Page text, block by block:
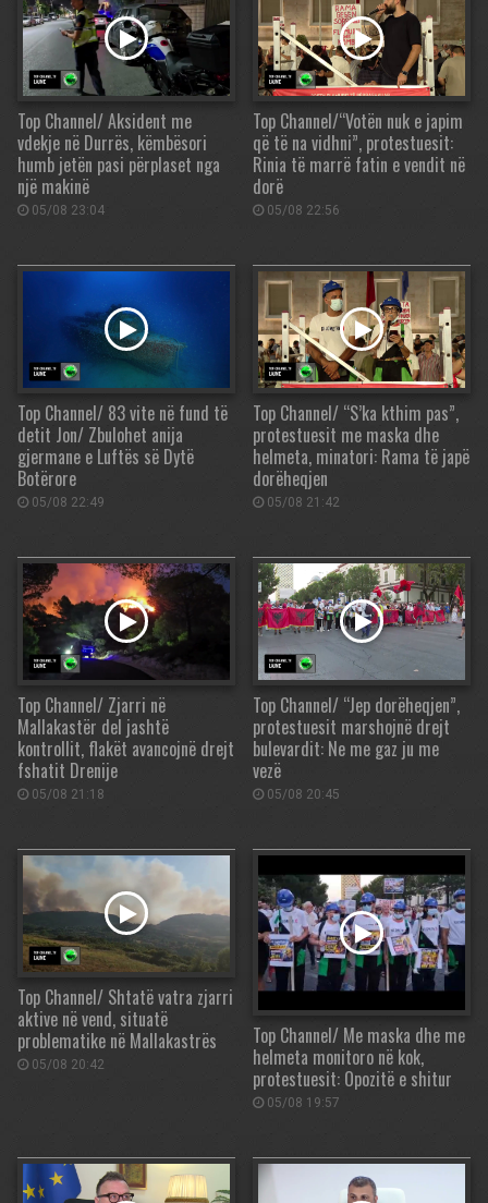
Top Channel/ Aksident me
vdekje në Durrës, këmbësori
humb jetën pasi përplaset nga
një makinë
05/08 23:04
Top Channel/“Votën nuk e japim
që të na vidhni”, protestuesit:
Rinia të marrë fatin e vendit në
dorë
05/08 22:56
Top Channel/ 83 vite në fund të
detit Jon/ Zbulohet anija
gjermane e Luftës së Dytë
Botërore
05/08 22:49
Top Channel/ “S’ka kthim pas”,
protestuesit me maska dhe
helmeta, minatori: Rama të japë
dorëheqjen
05/08 21:42
Top Channel/ Zjarri në
Mallakastër del jashtë
kontrollit, flakët avancojnë drejt
fshatit Drenije
05/08 21:18
Top Channel/ “Jep dorëheqjen”,
protestuesit marshojnë drejt
bulevardit: Ne me gaz ju me
vezë
05/08 20:45
Top Channel/ Shtatë vatra zjarri
aktive në vend, situatë
problematike në Mallakastrës
05/08 20:42
Top Channel/ Me maska dhe me
helmeta monitoro në kok,
protestuesit: Opozitë e shitur
05/08 19:57